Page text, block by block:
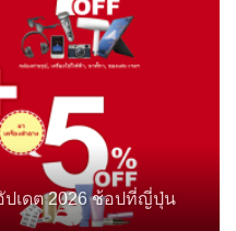
ปเดต 2026 ช้อปที่ญี่ปุ่น